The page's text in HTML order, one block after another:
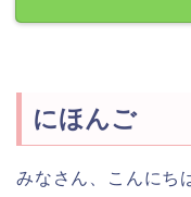
にほんご
みなさん、こんにち